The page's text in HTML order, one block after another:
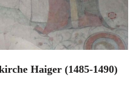
Haiger (1485-1490)